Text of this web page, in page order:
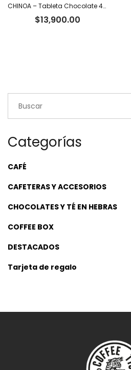
CHINOA – Tableta Chocolate 40% con leche y café x 50 g
$13,900.00
Categorías
CAFÉ
CAFETERAS Y ACCESORIOS
CHOCOLATES Y TÉ EN HEBRAS
COFFEE BOX
DESTACADOS
Tarjeta de regalo